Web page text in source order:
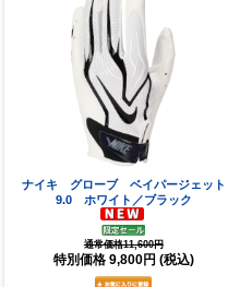
ナイキ グローブ ベイパージェット
9.0 ホワイト／ブラック
通常価格11,600円
特別価格 9,800円 (税込)